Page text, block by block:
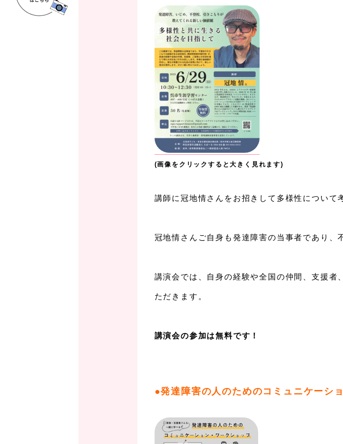
(画像をクリックすると大きく見れます)
講師に冠地情さんをお招きして多様性について
冠地情さんご自身も発達障害の当事者であり、
講演会では、自身の経験や全国の仲間、支援
ただきます。
講演会の参加は無料です！
●発達障害の人のためのコミュニケーシ